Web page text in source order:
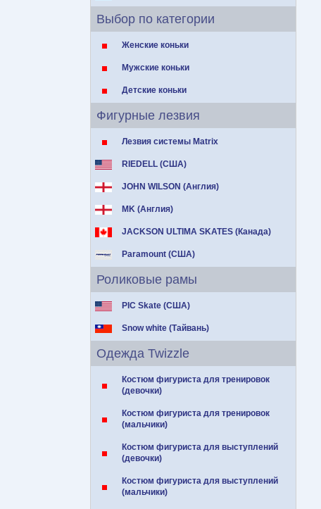
Выбор по категории
Женские коньки
Мужские коньки
Детские коньки
Фигурные лезвия
Лезвия системы Matrix
RIEDELL (США)
JOHN WILSON (Англия)
MK (Англия)
JACKSON ULTIMA SKATES (Канада)
Paramount (США)
Роликовые рамы
PIC Skate (США)
Snow white (Тайвань)
Одежда Twizzle
Костюм фигуриста для тренировок
(девочки)
Костюм фигуриста для тренировок
(мальчики)
Костюм фигуриста для выступлений
(девочки)
Костюм фигуриста для выступлений
(мальчики)